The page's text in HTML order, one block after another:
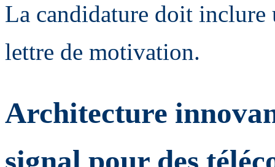
La candidature doit inclure
lettre de motivation.
Architecture